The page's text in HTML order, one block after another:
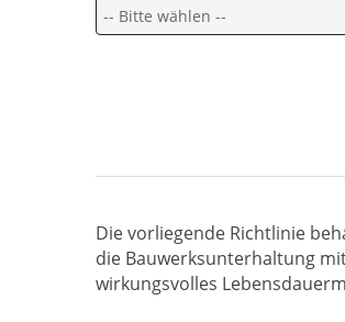
Die vorliegende Richtlinie
die Bauwerksunterhaltung
wirkungsvolles